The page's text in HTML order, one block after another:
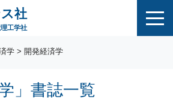
社
工学社
」書誌一覧
学 > 開発経済学